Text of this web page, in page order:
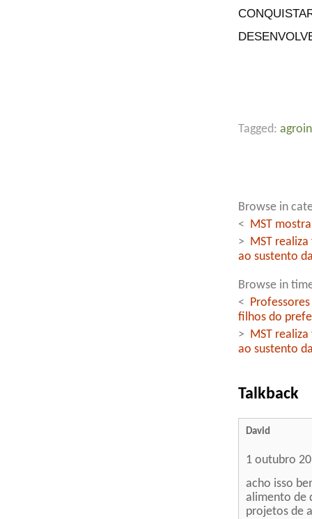
Tagged:
Browse in
<
MST
>
MST
ao sustento
Browse in
<
filhos do
>
MST
ao sustento
Talkback
David
1 outubro
acho isso
alimento de
projetos de